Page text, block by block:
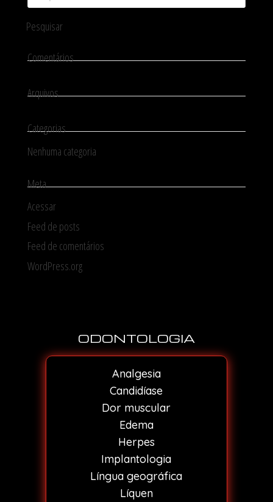
Comentários
Arquivos
Categorias
Nenhuma categoria
Meta
Acessar
Feed de posts
Feed de comentários
WordPress.org
ODONTOLOGIA
Analgesia
Candidíase
Dor muscular
Edema
Herpes
Implantologia
Língua geográfica
Líquen